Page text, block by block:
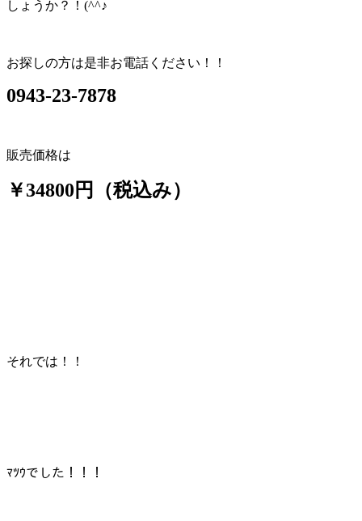
しょうか？！(^^♪
お探しの方は是非お電話ください！！
0943-23-7878
販売価格は
￥34800円（税込み）
それでは！！
ﾏﾂｳでした！！！